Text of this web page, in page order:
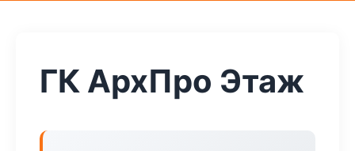
ГК АрхПро Этаж